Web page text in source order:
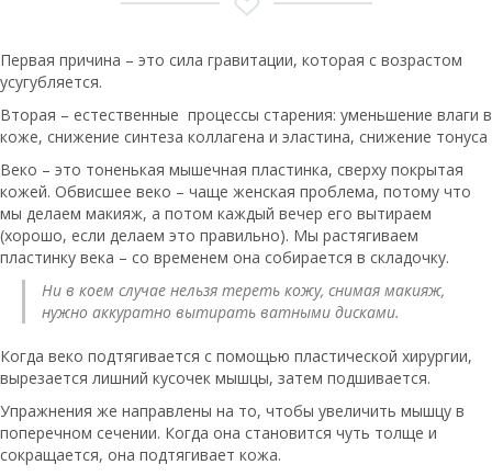
Первая причина – это сила гравитации, которая с возрастом
усугубляется.
Вторая – естественные процессы старения: уменьшение влаги в
коже, снижение синтеза коллагена и эластина, снижение тонуса
Веко – это тоненькая мышечная пластинка, сверху покрытая
кожей. Обвисшее веко – чаще женская проблема, потому что
мы делаем макияж, а потом каждый вечер его вытираем
(хорошо, если делаем это правильно). Мы растягиваем
пластинку века – со временем она собирается в складочку.
Ни в коем случае нельзя тереть кожу, снимая макияж,
нужно аккуратно вытирать ватными дисками.
Когда веко подтягивается с помощью пластической хирургии,
вырезается лишний кусочек мышцы, затем подшивается.
Упражнения же направлены на то, чтобы увеличить мышцу в
поперечном сечении. Когда она становится чуть толще и
сокращается, она подтягивает кожа.